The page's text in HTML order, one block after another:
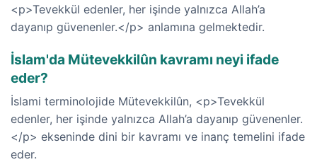
<p>Tevekkül edenler, her işinde yalnızca Allah’a
dayanıp güvenenler.</p> anlamına gelmektedir.
İslam'da Mütevekkilûn kavramı neyi ifade
eder?
İslami terminolojide Mütevekkilûn, <p>Tevekkül
edenler, her işinde yalnızca Allah’a dayanıp güvenenler.
</p> ekseninde dini bir kavramı ve inanç temelini ifade
eder.